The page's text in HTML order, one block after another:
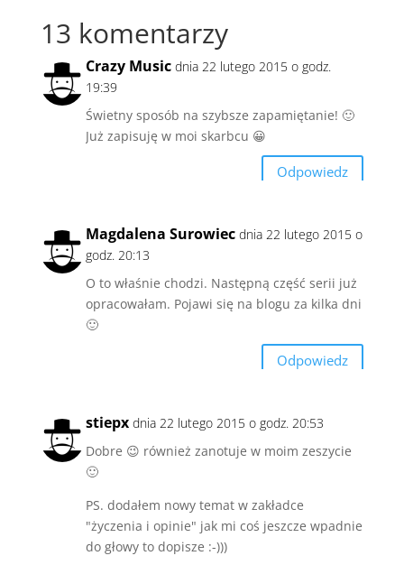
13 komentarzy
Crazy Music dnia 22 lutego 2015 o godz.
19:39
Świetny sposób na szybsze zapamiętanie! 🙂
Już zapisuję w moi skarbcu 😀
Odpowiedz
Magdalena Surowiec dnia 22 lutego 2015 o
godz. 20:13
O to właśnie chodzi. Następną część serii już
opracowałam. Pojawi się na blogu za kilka dni
🙂
Odpowiedz
stiepx dnia 22 lutego 2015 o godz. 20:53
Dobre 😉 również zanotuje w moim zeszycie
🙂
PS. dodałem nowy temat w zakładce
"życzenia i opinie" jak mi coś jeszcze wpadnie
do głowy to dopisze :-)))